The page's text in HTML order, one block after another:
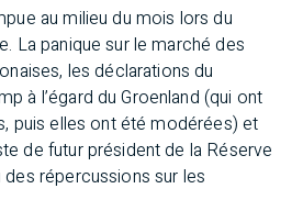
au milieu du mois lors du
La panique sur le marché des
les déclarations du
à l’égard du Groenland (qui ont
puis elles ont été modérées) et
de futur président de la Réserve
répercussions sur les